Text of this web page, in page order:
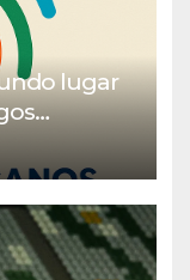
lugar
2026